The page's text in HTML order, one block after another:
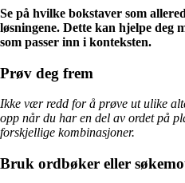
Se på hvilke bokstaver som
løsningene. Dette kan hjelpe deg
som passer inn i konteksten.
Prøv deg frem
Ikke vær redd for å prøve ut ulike
opp når du har en del av ordet på
forskjellige kombinasjoner.
Bruk ordbøker eller